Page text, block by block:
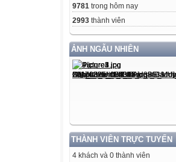
9781 trong hôm nay
2993 thành viên
ẢNH NGẪU NHIÊN
THÀNH VIÊN TRỰC TUYẾN
4 khách và 0 thành viên